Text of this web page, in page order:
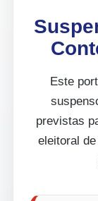
Este
previstas
eleitoral